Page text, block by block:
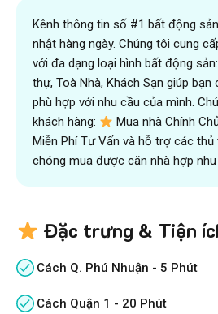
Kênh thông tin số #1 bất động
nhật hàng ngày. Chúng tôi cung
với đa dạng loại hình bất động
thự, Toà Nhà, Khách Sạn giúp
phù hợp với nhu cầu của mình.
khách hàng:
Mua nhà Chính
Miễn Phí Tư Vấn và hỗ trợ các thủ
chóng mua được căn nhà hợp nhu
Đặc trưng & Tiện
Cách Q. Phú Nhuận - 5 Phút
Cách Quận 1 - 20 Phút